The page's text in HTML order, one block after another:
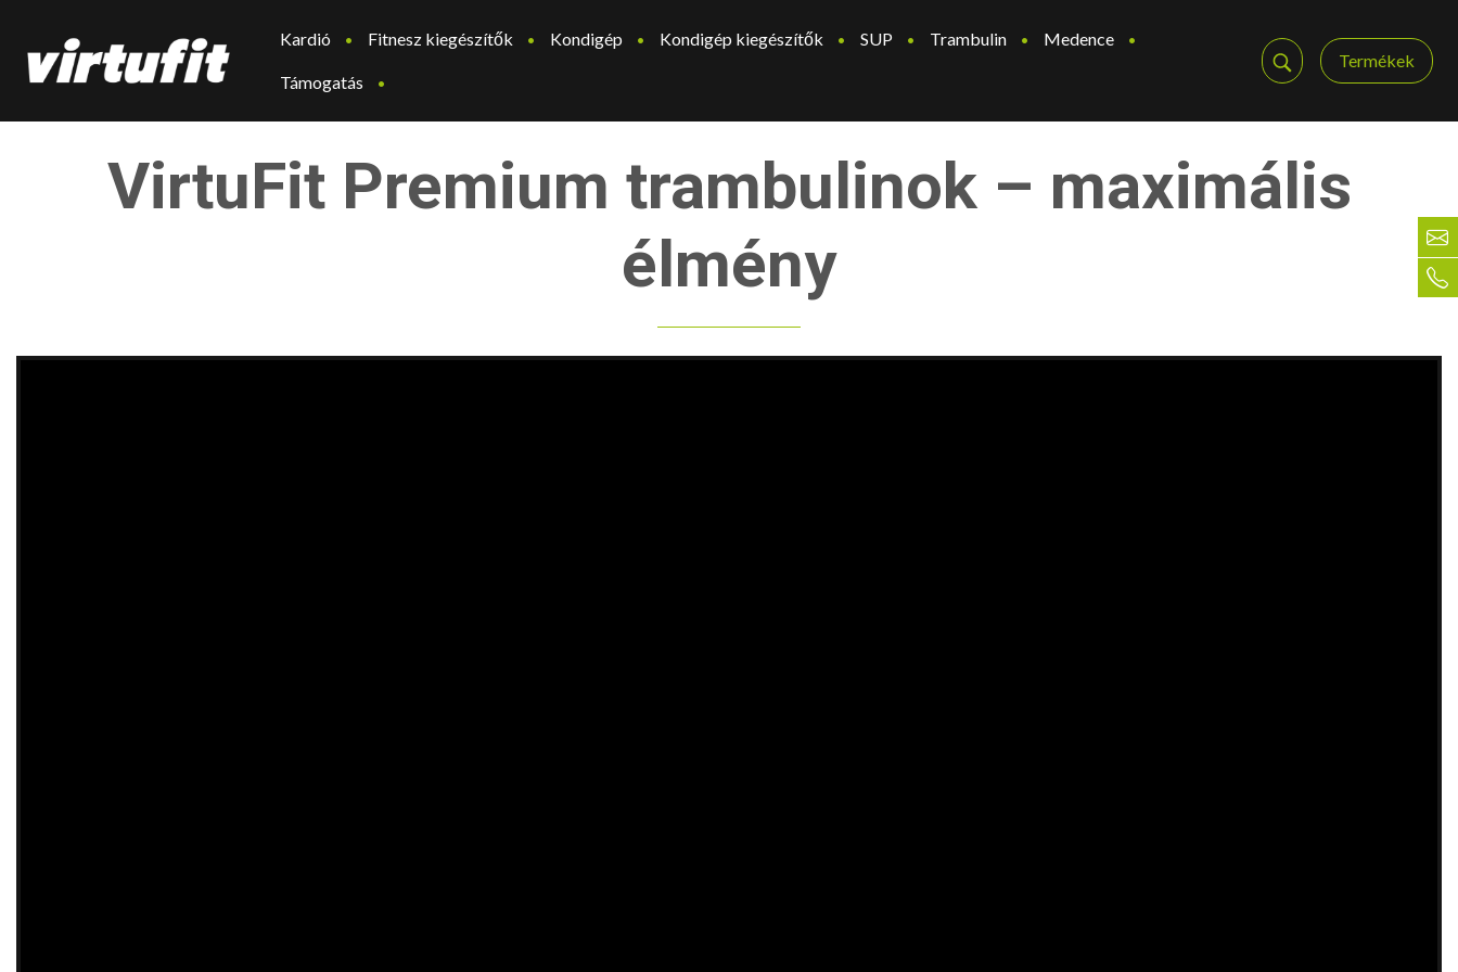
Kardió Fitnesz kiegészítők Kondigép Kondigép kiegészítők SUP Trambulin Medence
Támogatás
Termékek
VirtuFit Premium trambulinok – maximális
élmény